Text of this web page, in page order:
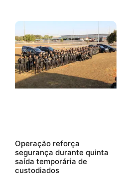
Operação reforça
segurança durante quinta
saída temporária de
custodiados